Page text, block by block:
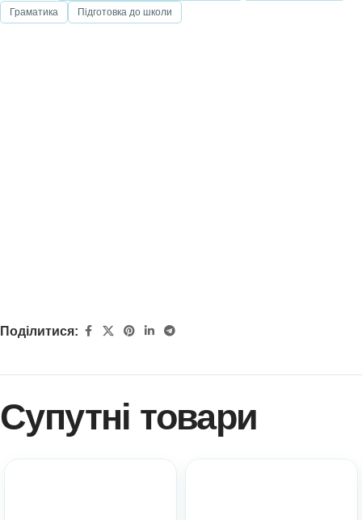
Граматика
Підготовка до школи
Поділитися:
Супутні товари